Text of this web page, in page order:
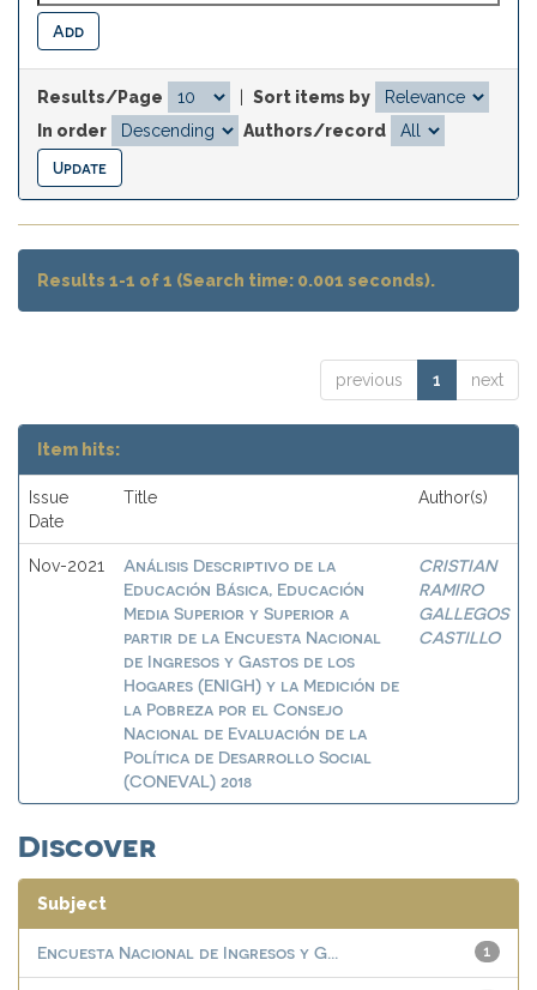
Results/Page
Sort items by
In order
Authors/record
Results 1-1 of 1 (Search time: 0.001 seconds).
previous 1 next
Item hits:
Issue
Date
Title Author(s)
Nov-2021
Análisis Descriptivo de la
Educación Básica, Educación
Media Superior y Superior a
partir de la Encuesta Nacional
de Ingresos y Gastos de los
Hogares (ENIGH) y la Medición de
la Pobreza por el Consejo
Nacional de Evaluación de la
Política de Desarrollo Social
(CONEVAL) 2018
CRISTIAN
RAMIRO
GALLEGOS
CASTILLO
Discover
Subject
1
Encuesta Nacional de Ingresos y G...